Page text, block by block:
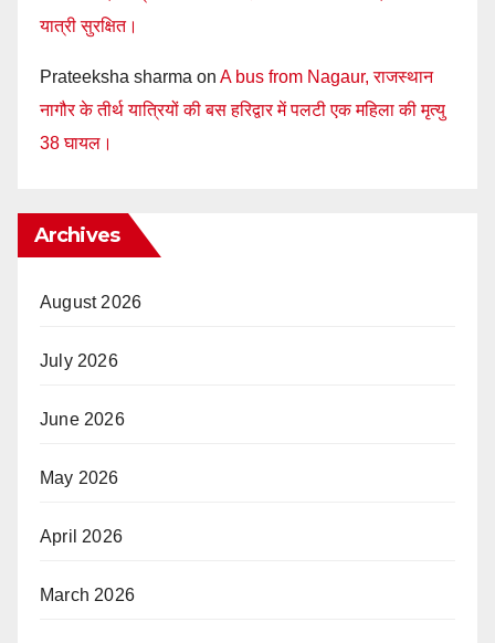
यात्री सुरक्षित।
Prateeksha sharma on A bus from Nagaur, राजस्थान
नागौर के तीर्थ यात्रियों की बस हरिद्वार में पलटी एक महिला की मृत्यु
38 घायल।
Archives
August 2026
July 2026
June 2026
May 2026
April 2026
March 2026